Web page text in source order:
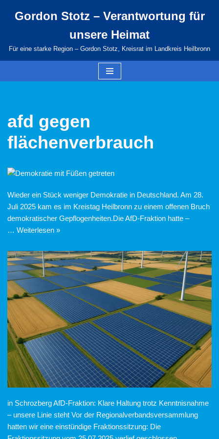
springen
Gordon Stotz – Verantwortung für
unsere Heimat
Für eine starke Region – Gordon Stotz, Kreisrat im Landkreis Heilbronn
afd gegen
flächenverbrauch
Wieder ein Stück weniger Demokratie in Deutschland. Am 28.
Juli 2025 kam es im Kreistag Heilbronn zu einem offenen Bruch
demokratischer Gepflogenheiten.Die AfD-Fraktion hatte –
… Weiterlesen »
in Schrozberg AfD-Fraktion: Klare Haltung trotz Kenntnisnahme
– unsere Linie steht Vor der Regionalverbandsversammlung
hatten wir eine einstündige Fraktionssitzung: Die